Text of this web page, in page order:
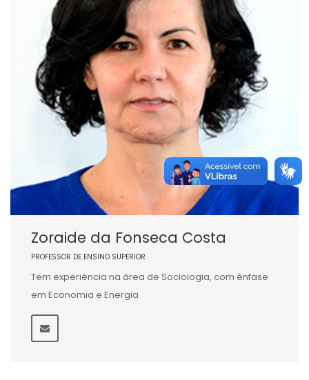
Zoraide da Fonseca Costa
PROFESSOR DE ENSINO SUPERIOR
Tem experiência na área de Sociologia, com ênfase
em Economia e Energia